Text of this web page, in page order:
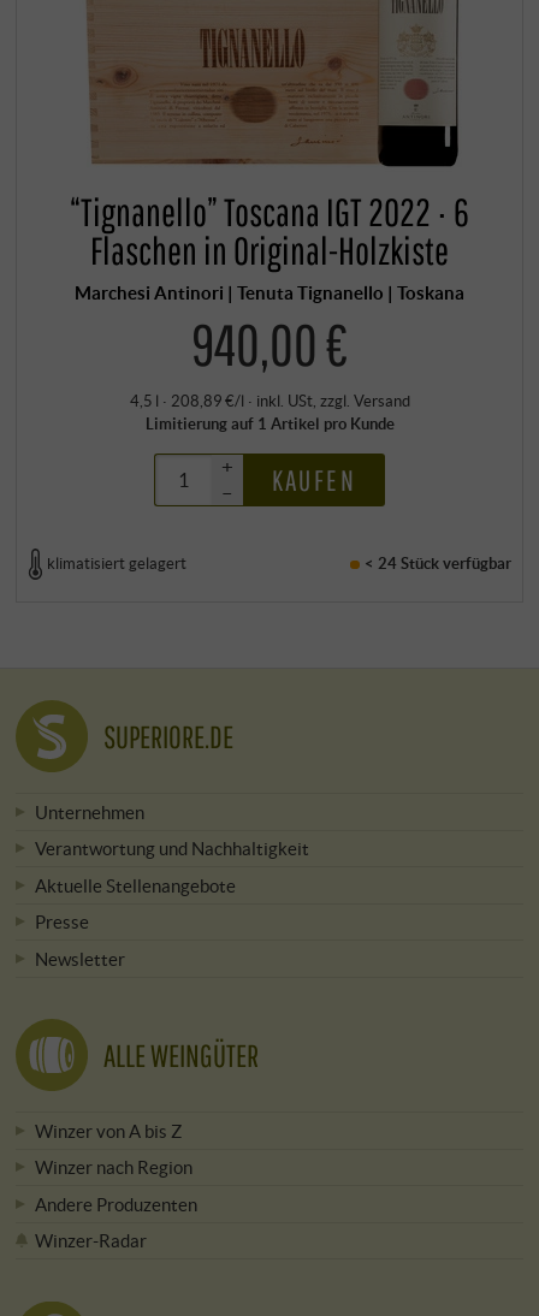
“Tignanello” Toscana IGT 2022 · 6
Flaschen in Original-Holzkiste
Marchesi Antinori | Tenuta Tignanello | Toskana
940,00 €
4,5 l · 208,89 €/l · inkl. USt, zzgl. Versand
Limitierung auf 1 Artikel pro Kunde
+
–
KAUFEN
klimatisiert gelagert < 24 Stückverfügbar
SUPERIORE.DE
Unternehmen
Verantwortung und Nachhaltigkeit
Aktuelle Stellenangebote
Presse
Newsletter
ALLE WEINGÜTER
Winzer von A bis Z
Winzer nach Region
Andere Produzenten
Winzer-Radar